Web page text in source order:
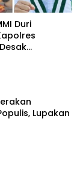
Duri
Lupakan